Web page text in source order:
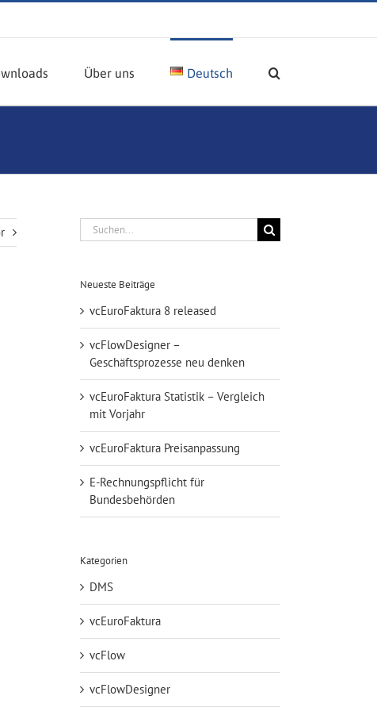
Über uns Deutsch
Suche
nach:
Neueste Beiträge
vcEuroFaktura 8 released
vcFlowDesigner –
Geschäftsprozesse neu denken
vcEuroFaktura Statistik – Vergleich
mit Vorjahr
vcEuroFaktura Preisanpassung
E-Rechnungspflicht für
Bundesbehörden
Kategorien
DMS
vcEuroFaktura
vcFlow
vcFlowDesigner